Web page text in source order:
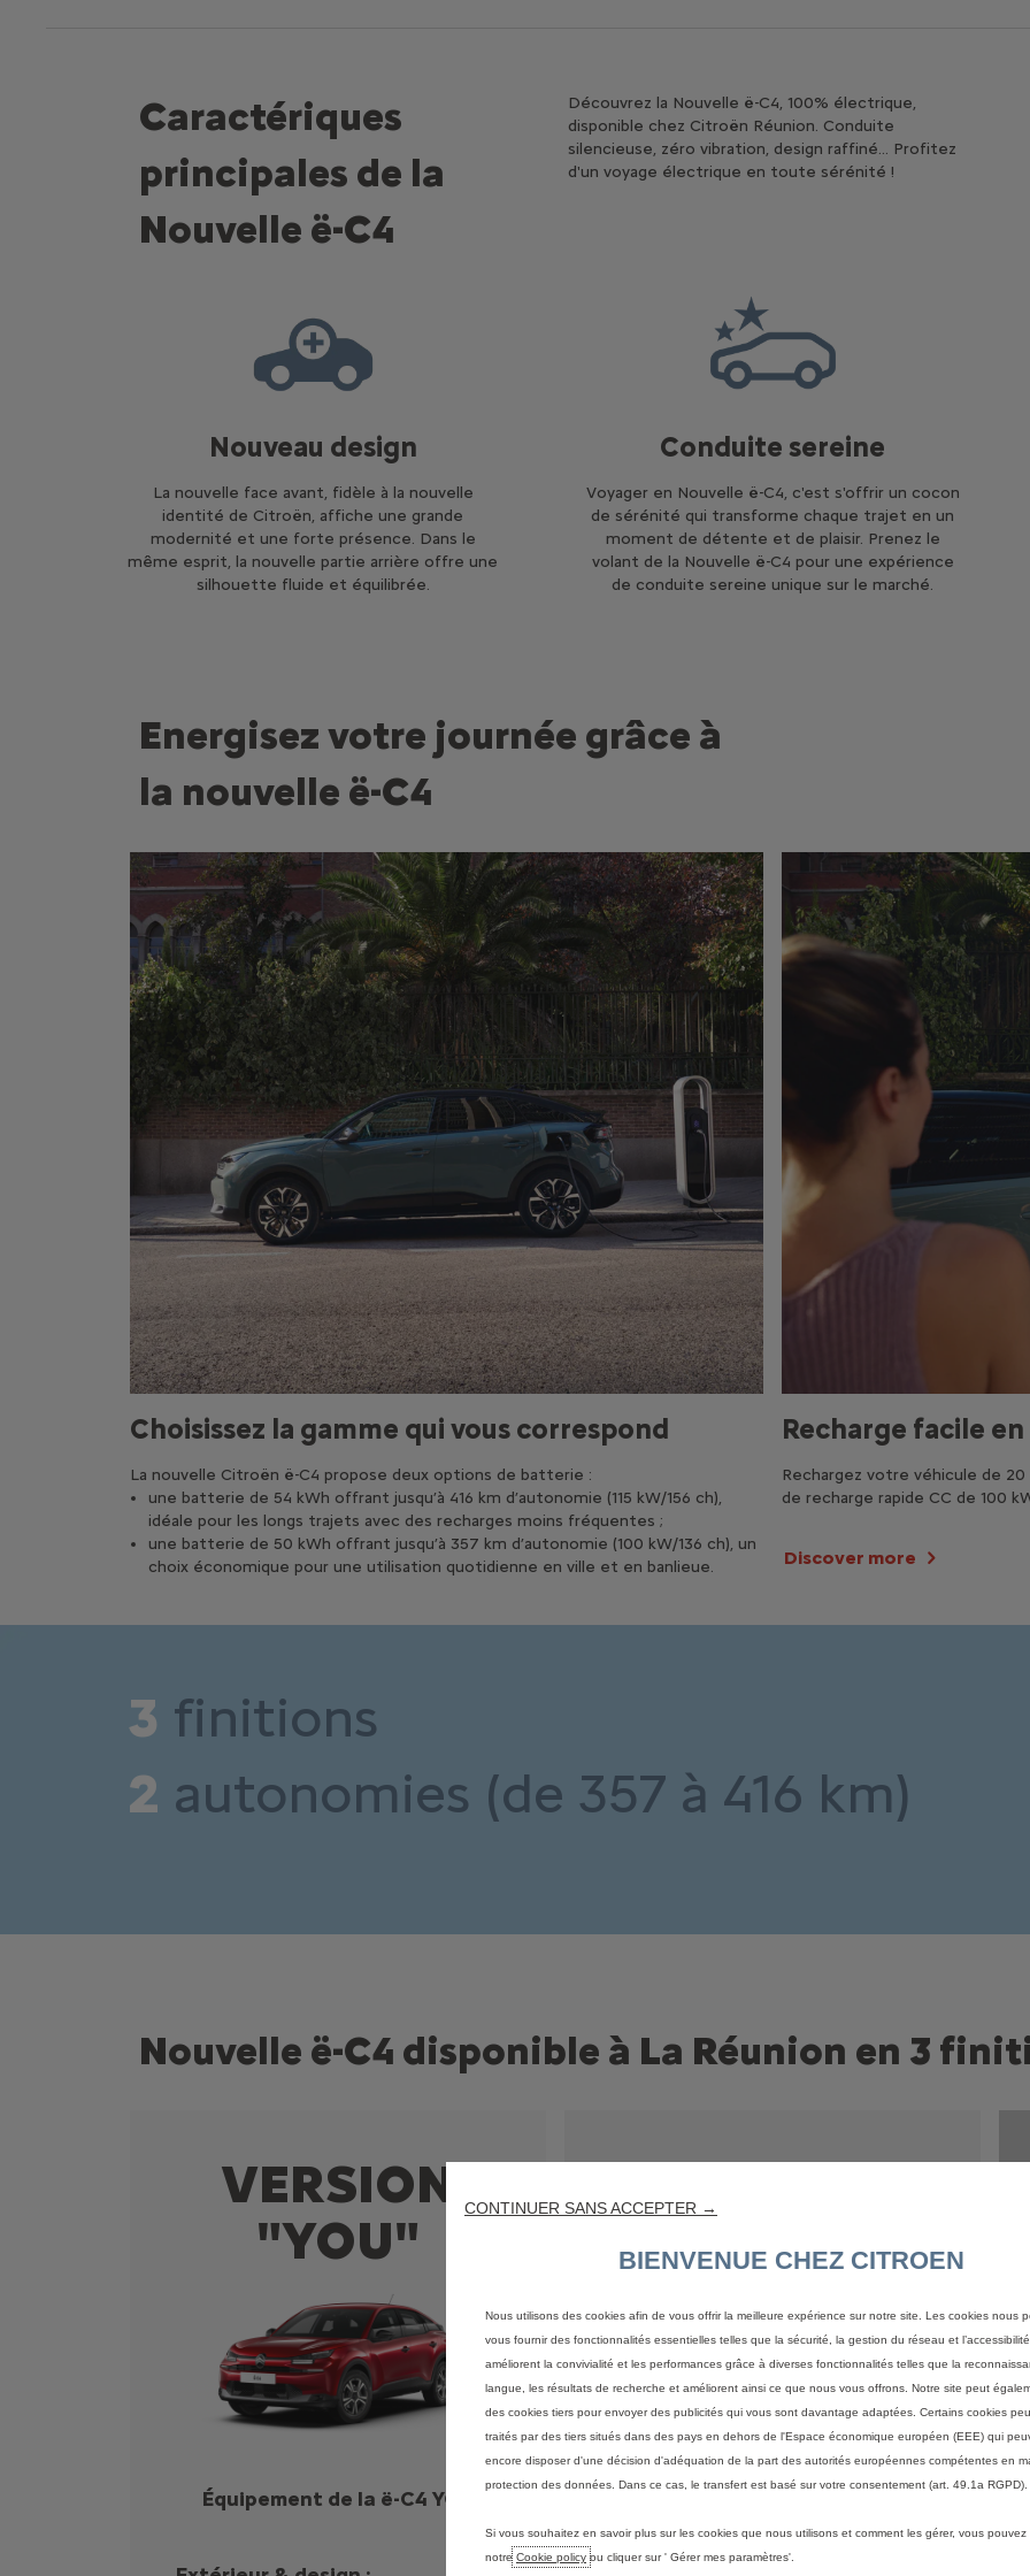
Caractériques
principales de la
Nouvelle ë-C4
Découvrez la Nouvelle ë-C4, 100% électrique,
disponible chez Citroën Réunion. Conduite
silencieuse, zéro vibration, design raffiné... Profitez
d'un voyage électrique en toute sérénité !
Nouveau design
La nouvelle face avant, fidèle à la nouvelle
identité de Citroën, affiche une grande
modernité et une forte présence. Dans le
même esprit, la nouvelle partie arrière offre une
silhouette fluide et équilibrée.
Conduite sereine
Voyager en Nouvelle ë-C4, c'est s'offrir un cocon
de sérénité qui transforme chaque trajet en un
moment de détente et de plaisir. Prenez le
volant de la Nouvelle ë-C4 pour une expérience
de conduite sereine unique sur le marché.
Energisez votre journée grâce à
la nouvelle ë-C4
Choisissez la gamme qui vous correspond
La nouvelle Citroën ë-C4 propose deux options de batterie :
une batterie de 54 kWh offrant jusqu’à 416 km d’autonomie (115 kW/156 ch),
idéale pour les longs trajets avec des recharges moins fréquentes ;
une batterie de 50 kWh offrant jusqu’à 357 km d’autonomie (100 kW/136 ch), un
choix économique pour une utilisation quotidienne en ville et en banlieue.
Recharge facile
Rechargez votre véhicule de
de recharge rapide CC de 100
Discover more
3 finitions
2 autonomies (de 357 à 416 km)
Nouvelle ë-C4 disponible à La Réunion en 3
VERSION
"YOU"
Équipement de la ë-C4 YOU
"PLUS"
(en plus de la version YOU)
CONTINUER SANS ACCEPTER →
BIENVENUE CHEZ CITROEN
Nous utilisons des cookies afin de vous offrir la meilleure expérience sur notre site. Les cookies nous
vous fournir des fonctionnalités essentielles telles que la sécurité, la gestion du réseau et
améliorent la convivialité et les performances grâce à diverses fonctionnalités telles que la
langue, les résultats de recherche et améliorent ainsi ce que nous vous offrons. Notre site peut
des cookies tiers pour envoyer des publicités qui vous sont davantage adaptées. Certains cookies
traités par des tiers situés dans des pays en dehors de l'Espace économique européen (EEE) qui
encore disposer d'une décision d'adéquation de la part des autorités européennes compétentes en
protection des données. Dans ce cas, le transfert est basé sur votre consentement (art. 49.1a RGPD).
Si vous souhaitez en savoir plus sur les cookies que nous utilisons et comment les gérer, vous pouvez
notre Cookie policy ou cliquer sur ' Gérer mes paramètres'.